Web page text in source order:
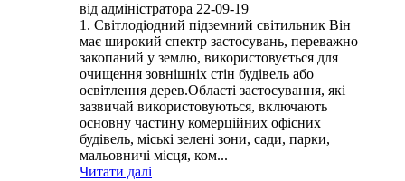
від адміністратора 22-09-19
1. Світлодіодний підземний світильник Він
має широкий спектр застосувань, переважно
закопаний у землю, використовується для
очищення зовнішніх стін будівель або
освітлення дерев.Області застосування, які
зазвичай використовуються, включають
основну частину комерційних офісних
будівель, міські зелені зони, сади, парки,
мальовничі місця, ком...
Читати далі